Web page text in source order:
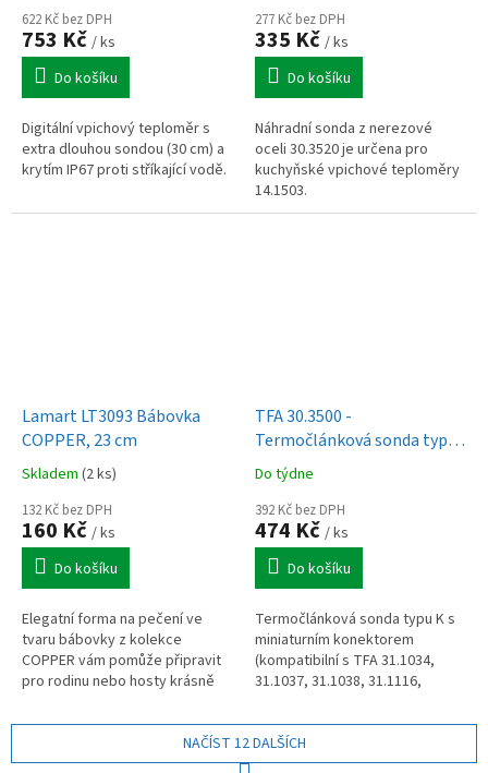
622 Kč bez DPH
753 Kč / ks
Do košíku
Digitální vpichový teploměr s
extra dlouhou sondou (30 cm) a
krytím IP67 proti stříkající vodě.
277 Kč bez DPH
335 Kč / ks
Do košíku
Náhradní sonda z nerezové
oceli 30.3520 je určena pro
kuchyňské vpichové teploměry
14.1503.
Lamart LT3093 Bábovka
COPPER, 23 cm
Skladem (2 ks)
132 Kč bez DPH
160 Kč / ks
Do košíku
Elegatní forma na pečení ve
tvaru bábovky z kolekce
COPPER vám pomůže připravit
pro rodinu nebo hosty krásně
TFA 30.3500 -
Termočlánková sonda typu
K
Do týdne
392 Kč bez DPH
474 Kč / ks
Do košíku
Termočlánková sonda typu K s
miniaturním konektorem
(kompatibilní s TFA 31.1034,
31.1037, 31.1038, 31.1116,
NAČÍST 12 DALŠÍCH